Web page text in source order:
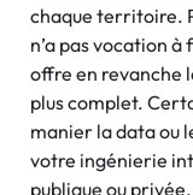
chaque territoire.
n’a pas vocation
offre en revanche
plus complet.
manier la data ou
votre ingénierie
publique ou